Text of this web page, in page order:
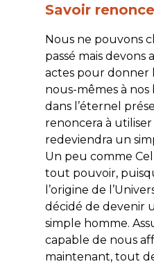
Savoir
Nous ne pouvons
passé mais devons
actes pour donner
nous-mêmes à nos
dans l’éternel
renoncera à
redeviendra un
Un peu comme
tout pouvoir,
l’origine de
décidé de devenir
simple homme.
capable de nous
maintenant, tout